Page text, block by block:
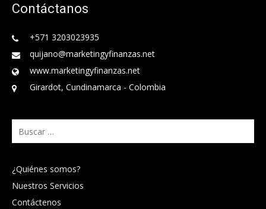
Contáctanos
+571 3203023935
quijano@marketingyfinanzas.net
www.marketingyfinanzas.net
Girardot, Cundinamarca - Colombia
Buscar:
¿Quiénes somos?
Nuestros Servicios
Contáctenos